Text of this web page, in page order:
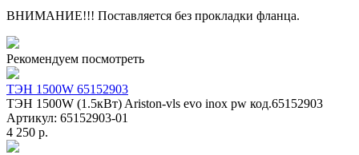
ВНИМАНИЕ!!! Поставляется без прокладки фланца.
Рекомендуем посмотреть
ТЭН 1500W 65152903
ТЭН 1500W (1.5кВт) Ariston-vls evo inox pw код.65152903
Артикул: 65152903-01
4 250 р.